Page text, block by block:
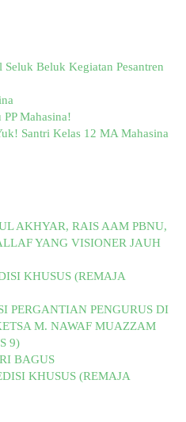
Beluk Kegiatan Pesantren
Mahasina!
Santri Kelas 12 MA Mahasina
AKHYAR, RAIS AAM PBNU,
YANG VISIONER JAUH
KHUSUS (REMAJA
PERGANTIAN PENGURUS DI
M. NAWAF MUAZZAM
9)
BAGUS
KHUSUS (REMAJA